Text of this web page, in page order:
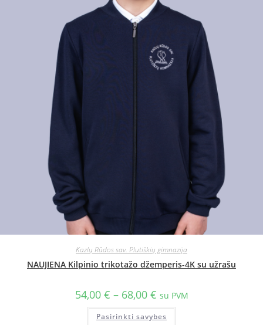
Kazlų Rūdos sav. Plutiškių gimnazija
NAUJIENA Kilpinio trikotažo džemperis-4K su užrašu
54,00 € – 68,00 € su PVM
Pasirinkti savybes